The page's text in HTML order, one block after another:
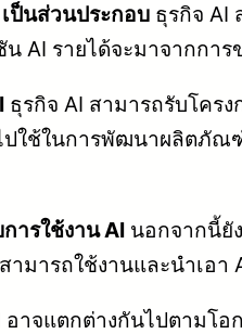
ป็นส่วนประกอบ ธุรกิจ AI
AI รายได้จะมาจากกา
ธุรกิจ AI สามารถรับโคร
ปใช้ในการพัฒนาผลิตภัณ
ารใช้งาน AI นอกจากนี้ยั
มารถใช้งานและนำเอา
อาจแตกต่างกันไปตาม